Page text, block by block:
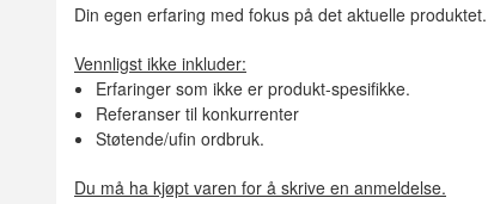
Din egen erfaring med fokus på det aktuelle produktet.
Vennligst ikke inkluder:
Erfaringer som ikke er produkt-spesifikke.
Referanser til konkurrenter
Støtende/ufin ordbruk.
Du må ha kjøpt varen for å skrive en anmeldelse.